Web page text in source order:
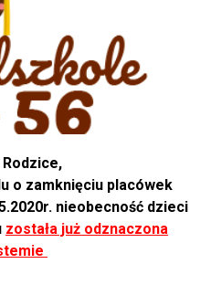
Rodzice,
o zamknięciu placówek
nieobecność dzieci
została już odznaczona